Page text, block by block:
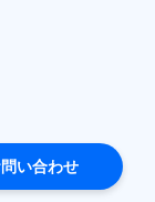
い合わせ